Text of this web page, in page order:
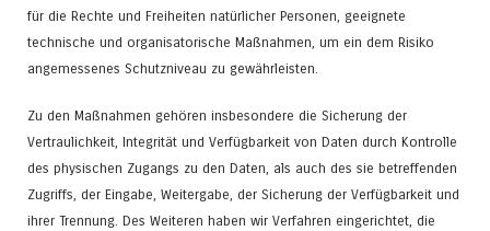
für die Rechte und Freiheiten natürlicher Personen, geeignete
technische und organisatorische Maßnahmen, um ein dem Risiko
angemessenes Schutzniveau zu gewährleisten.
Zu den Maßnahmen gehören insbesondere die Sicherung der
Vertraulichkeit, Integrität und Verfügbarkeit von Daten durch Kontrolle
des physischen Zugangs zu den Daten, als auch des sie betreffenden
Zugriffs, der Eingabe, Weitergabe, der Sicherung der Verfügbarkeit und
ihrer Trennung. Des Weiteren haben wir Verfahren eingerichtet, die